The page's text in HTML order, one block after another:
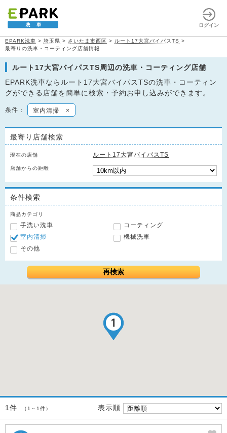
ログイン
EPARK洗車 > 埼玉県 > さいたま市西区 > ルート17大宮バイパスTS >
最寄りの洗車・コーティング店舗情報
ルート17大宮バイパスTS周辺の洗車・コーティング店舗
EPARK洗車ならルート17大宮バイパスTSの洗車・コーティン
グができる店舗を簡単に検索・予約お申し込みができます。
条件： 室内清掃 ×
最寄り店舗検索
現在の店舗 ルート17大宮バイパスTS
店舗からの距離
条件検索
商品カテゴリ
手洗い洗車
コーティング
室内清掃
機械洗車
その他
再検索
1件 （1～1件） 表示順